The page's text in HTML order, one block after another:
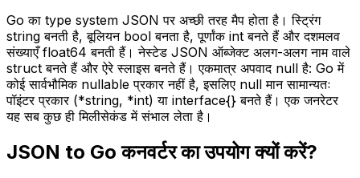
Go का type system JSON पर अच्छी तरह मैप होता है। स्ट्रिंग
string बनती है, बूलियन bool बनता है, पूर्णांक int बनते हैं और दशमलव
संख्याएँ float64 बनती हैं। नेस्टेड JSON ऑब्जेक्ट अलग-अलग नाम वाले
struct बनते हैं और ऐरे स्लाइस बनते हैं। एकमात्र अपवाद null है: Go में
कोई सार्वभौमिक nullable प्रकार नहीं है, इसलिए null मान सामान्यतः
पॉइंटर प्रकार (*string, *int) या interface{} बनते हैं। एक जनरेटर
यह सब कुछ ही मिलीसेकंड में संभाल लेता है।
JSON to Go कनवर्टर का उपयोग क्यों करें?